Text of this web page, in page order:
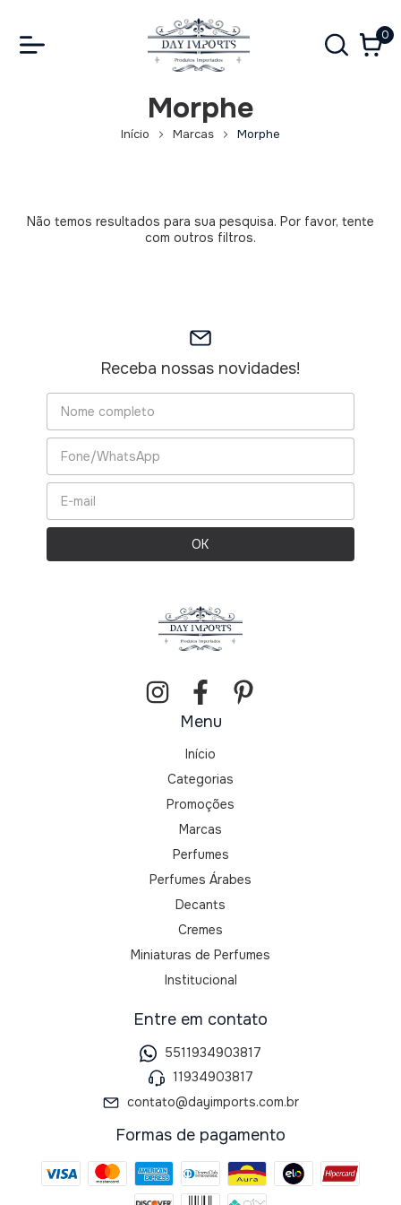
0
Morphe
Início Marcas Morphe
Não temos resultados para sua pesquisa. Por favor, tente
com outros filtros.
Receba nossas novidades!
Menu
Início
Categorias
Promoções
Marcas
Perfumes
Perfumes Árabes
Decants
Cremes
Miniaturas de Perfumes
Institucional
Entre em contato
5511934903817
11934903817
contato@dayimports.com.br
Formas de pagamento